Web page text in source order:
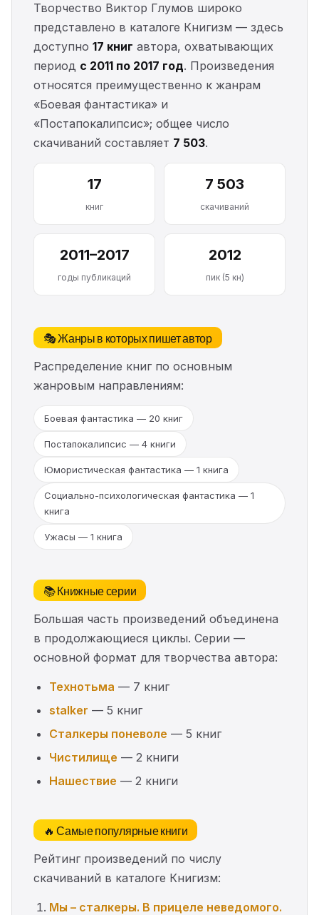
Творчество Виктор Глумов широко
представлено в каталоге Книгизм — здесь
доступно 17 книг автора, охватывающих
период с 2011 по 2017 год. Произведения
относятся преимущественно к жанрам
«Боевая фантастика» и
«Постапокалипсис»; общее число
скачиваний составляет 7 503.
17
книг
7 503
скачиваний
2011–2017
годы публикаций
2012
пик (5 кн)
🎭 Жанры в которых пишет автор
Распределение книг по основным
жанровым направлениям:
Боевая фантастика — 20 книг
Постапокалипсис — 4 книги
Юмористическая фантастика — 1 книга
Социально-психологическая фантастика — 1
книга
Ужасы — 1 книга
📚 Книжные серии
Большая часть произведений объединена
в продолжающиеся циклы. Серии —
основной формат для творчества автора:
Технотьма — 7 книг
stalker — 5 книг
Сталкеры поневоле — 5 книг
Чистилище — 2 книги
Нашествие — 2 книги
🔥 Самые популярные книги
Рейтинг произведений по числу
скачиваний в каталоге Книгизм:
Мы – сталкеры. В прицеле неведомого.